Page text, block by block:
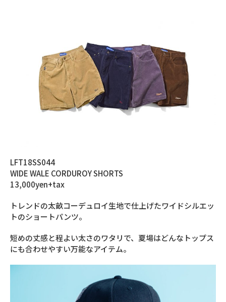
LFT18SS044
WIDE WALE CORDUROY SHORTS
13,000yen+tax
トレンドの太畝コーデュロイ生地で仕上げたワイドシルエッ
トのショートパンツ。
短めの丈感と程よい太さのワタリで、夏場はどんなトップス
にも合わせやすい万能なアイテム。